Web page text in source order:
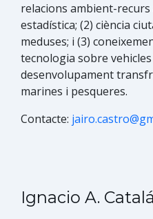
relacions ambient-
estadística; (2) ciència
meduses; i (3)
tecnologia sobre
desenvolupament
marines i pesqueres.
Contacte:
Ignacio A.